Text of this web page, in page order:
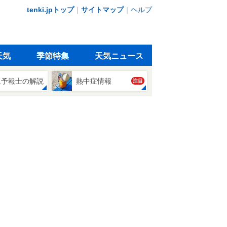
tenki.jpトップ｜ サイトマップ｜ ヘルプ
気 季節特集 天気ニュース
報士の解説 熱中症情報 注目